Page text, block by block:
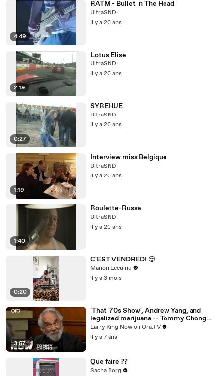
4:49
RATM - Bullet In The Head
UltraSND
il y a 20 ans
2:19
Lotus Elise
UltraSND
il y a 20 ans
0:27
SYREHUE
UltraSND
il y a 20 ans
1:19
Interview miss Belgique
UltraSND
il y a 20 ans
1:40
Roulette-Russe
UltraSND
il y a 20 ans
0:20
C'EST VENDREDI 😌
Manon Leculnu
il y a 3 mois
3:57
'That '70s Show', Andrew Yang, and
legalized marijuana -- Tommy Chong
answers your social media questions
Larry King Now on Ora.TV
il y a 7 ans
Que faire ??
Sacha Borg